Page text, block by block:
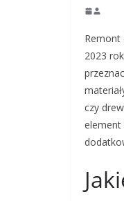
Remont
2023
czy
element